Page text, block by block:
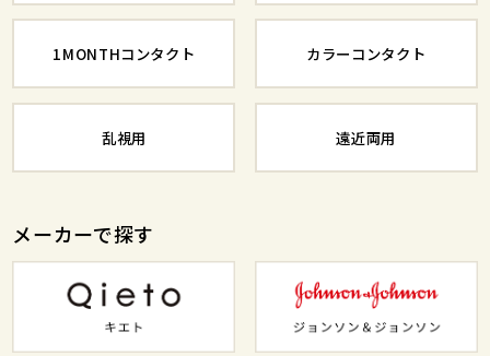
1MONTHコンタクト カラーコンタクト
乱視用 遠近両用
メーカーで探す